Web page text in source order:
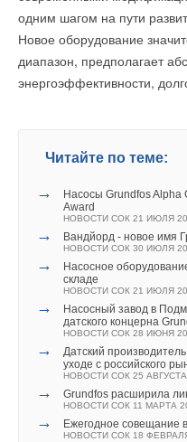
одним шагом на пути
Новое оборудование
диапазон, предполагает
энергоэффективности,
Читайте по теме:
→
Насосы Grundfos Alpha
Award
НОВОСТИ СОК 21 ИЮЛЯ
→ Вандйорд - новое имя
НОВОСТИ СОК 30 ИЮЛЯ
→
Насосное
складе
НОВОСТИ СОК 21 ИЮЛЯ
→
Насосный завод в
датского концерна
НОВОСТИ СОК 28 ИЮНЯ
→
Датский
уходе с российского
НОВОСТИ СОК 25 АВГУСТА
→ Grundfos расширила
НОВОСТИ СОК 11 МАРТА
→ Ежегодное совещание
НОВОСТИ СОК 18
классическая австрийская
означает «Шницель,
Австрии?), и вечерняя
подарки для близких, и
Читайте по теме:
→ «ВГР» - Форсаж 2023!
ЖУРНАЛ СОК ИЮНЬ 2023
→ «Золотая» котельная
ЖУРНАЛ СОК ОКТЯБРЬ
→
История создания
котлов
Добавить комментарий
Ваше имя *
Ваш E-mail *
Текст комментария